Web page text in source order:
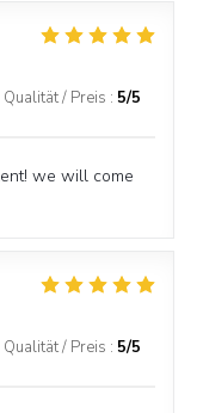
Qualität / Preis : 5/5
we will come
Qualität / Preis : 5/5